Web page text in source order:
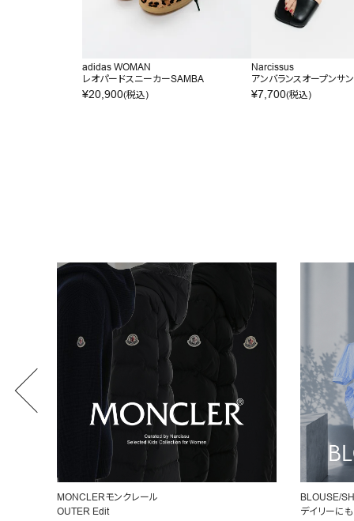
adidas WOMAN
レオパードスニーカーSAMBA
¥20,900(税込)
Narcissus
アンバランスオープンサ
¥7,700(税込)
BLOUSE/SHIRT
デイリーにもオフィスにも◎
女性らしい
ペプラムトッ